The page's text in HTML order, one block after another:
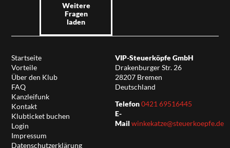
Weitere
Fragen
laden
Startseite
Vorteile
Über den Klub
FAQ
Kanzleifunk
Kontakt
Klubticket buchen
Login
Impressum
Datenschutzerklärung
VIP-Steuerköpfe GmbH
Drakenburger Str. 26
28207 Bremen
Deutschland
Telefon0421 69516445
E-
Mail winkekatze@steuerkoepfe.de